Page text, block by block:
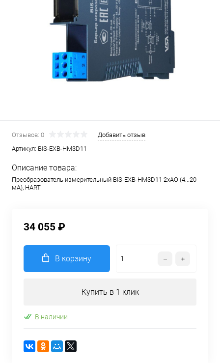
Отзывов: 0
Добавить отзыв
Артикул: BIS-EXB-HM3D11
Описание товара:
Преобразователь измерительный BIS-EXB-HM3D11 2хAO (4...20
мА), HART
34 055 ₽
В корзину
Купить в 1 клик
В наличии